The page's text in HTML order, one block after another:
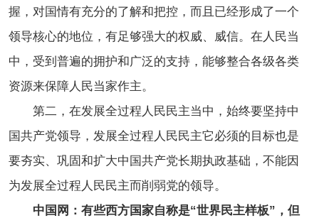
握，对国情有充分的了解和把控，而且已经形成了一个
领导核心的地位，有足够强大的权威、威信。在人民当
中，受到普遍的拥护和广泛的支持，能够整合各级各类
资源来保障人民当家作主。
第二，在发展全过程人民民主当中，始终要坚持中
国共产党领导，发展全过程人民民主它必须的目标也是
要夯实、巩固和扩大中国共产党长期执政基础，不能因
为发展全过程人民民主而削弱党的领导。
中国网：有些西方国家自称是“世界民主样板”，但